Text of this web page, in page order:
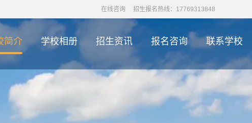
在线咨询 招生报名热线：17769313848
简介 学校相册 招生资讯 报名咨询 联系学校